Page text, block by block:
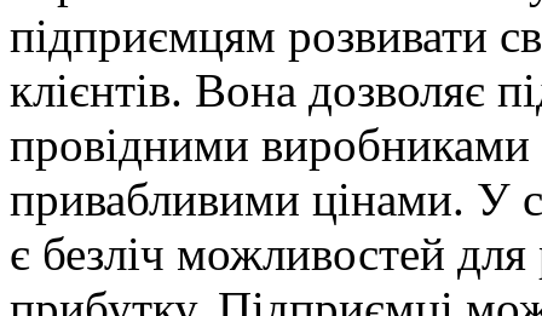
підприємцям розвивати
клієнтів. Вона дозволяє
провідними виробниками
привабливими цінами. У
є безліч можливостей